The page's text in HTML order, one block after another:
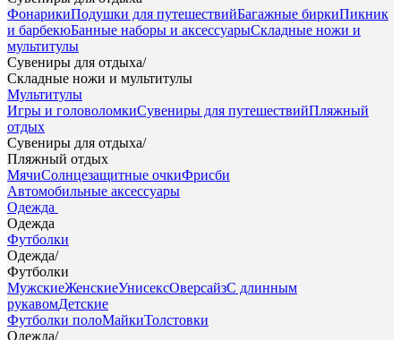
ФонарикиПодушки для путешествийБагажные биркиПикник
и барбекюБанные наборы и аксессуарыСкладные ножи и
мультитулы
Сувениры для отдыха/
Складные ножи и мультитулы
Мультитулы
Игры и головоломкиСувениры для путешествийПляжный
отдых
Сувениры для отдыха/
Пляжный отдых
МячиСолнцезащитные очкиФрисби
Автомобильные аксессуары
Одежда
Одежда
Футболки
Одежда/
Футболки
МужскиеЖенскиеУнисексОверсайзС длинным
рукавомДетские
Футболки полоМайкиТолстовки
Одежда/